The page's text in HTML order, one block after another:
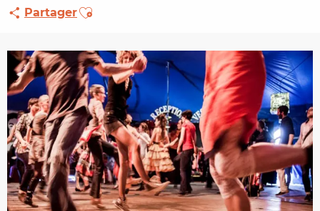
PartagerAjouter aux favoris